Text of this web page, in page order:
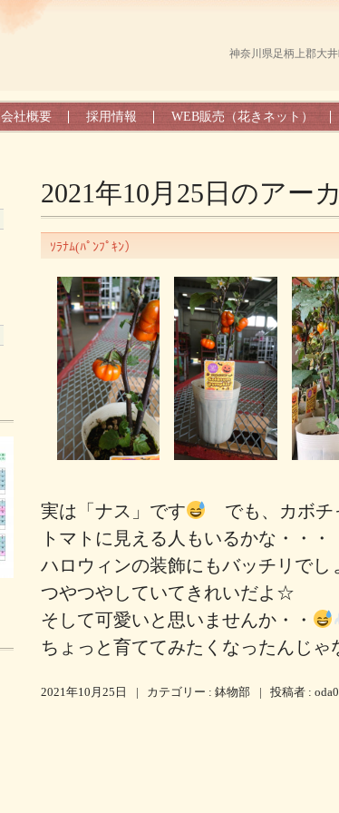
神奈川県足柄上郡大
会社概要 採用情報 WEB販売（花きネット）
2021年10月25日 のアー
ｿﾗﾅﾑ(ﾊﾟﾝﾌﾟｷﾝ）
実は「ナス」です
でも、カボチ
トマトに見える人もいるかな・・・
ハロウィンの装飾にもバッチリで
つやつやしていてきれいだよ☆
そして可愛いと思いませんか・・
ちょっと育ててみたくなったんじゃ
2021年10月25日 | カテゴリー : 鉢物部 | 投稿者 :